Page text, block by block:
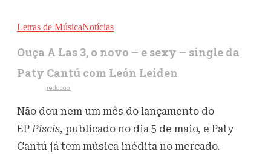
Letras de MúsicaNotícias
Ouça A Las 3, o novo – e sexy – single da
Paty Cantú com León Leiden
redacao
Não deu nem um mês do lançamento do
EPPiscis, publicado no dia 5 de maio, e Paty
Cantú já tem música inédita no mercado.